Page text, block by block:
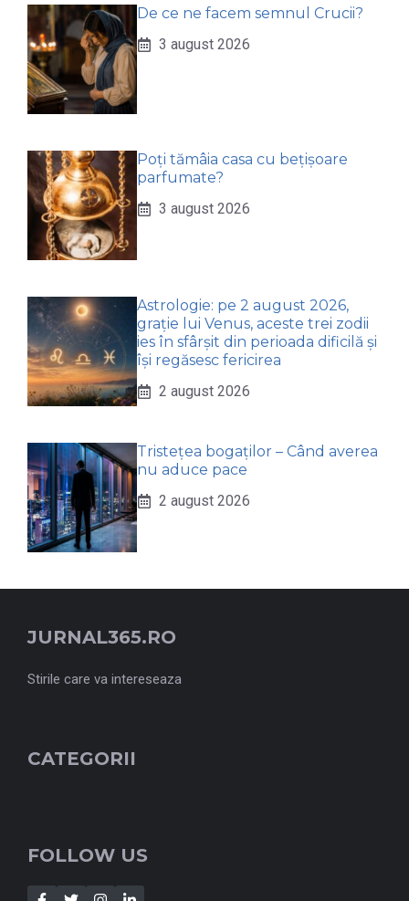
De ce ne facem semnul Crucii?
3 august 2026
Poți tămâia casa cu bețișoare
parfumate?
3 august 2026
Astrologie: pe 2 august 2026,
grație lui Venus, aceste trei zodii
ies în sfârșit din perioada dificilă și
își regăsesc fericirea
2 august 2026
Tristețea bogaților – Când averea
nu aduce pace
2 august 2026
JURNAL365.RO
Stirile care va intereseaza
CATEGORII
FOLLOW US